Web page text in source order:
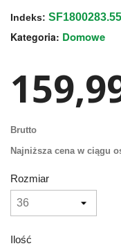
Indeks:
Kategoria: Domowe
Brutto
Najniższa cena w ciągu
Rozmiar
Ilość